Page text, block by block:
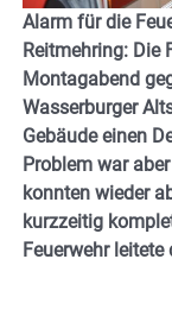
Alarm für die
Reitmehring: Die
Montagabend
Wasserburger
Gebäude einen
Problem war
konnten wieder
kurzzeitig
Feuerwehr leitete